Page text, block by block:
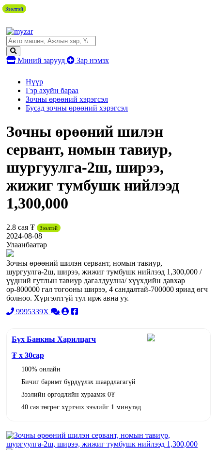
Миний зарууд Зар нэмэх
Нүүр
Гэр ахуйн бараа
Зочны өрөөний хэрэгсэл
Бусад зочны өрөөний хэрэгсэл
Зочны өрөөний шилэн
сервант, номын тавиур,
шургуулга-2ш, ширээ,
жижиг тумбушк нийлээд
1,300,000
2.8 сая ₮ Зээлтэй
2024-08-08
Улаанбаатар
Зочны өрөөний шилэн сервант, номын тавиур,
шургуулга-2ш, ширээ, жижиг тумбушк нийлээд 1,300,000 /
үүдний гутлын тавиур дагалдуулна/ хүүхдийн давхар
ор-800000 гал тогооны ширээ, 4 сандалтай-700000 яриад өгч
болноо. Хүргэлтгүй тул ирж авна уу.
9995339X
Бүх Банкны Харилцагч
₮ x 30сар
100% онлайн
Бичиг баримт бүрдүүлэх шаардлагагүй
Зээлийн өргөдлийн хураамж 0₮
40 сая төгрөг хүртэлх зээлийг 1 минутад
Зээлтэй
Зээлтэй
Зээлтэй